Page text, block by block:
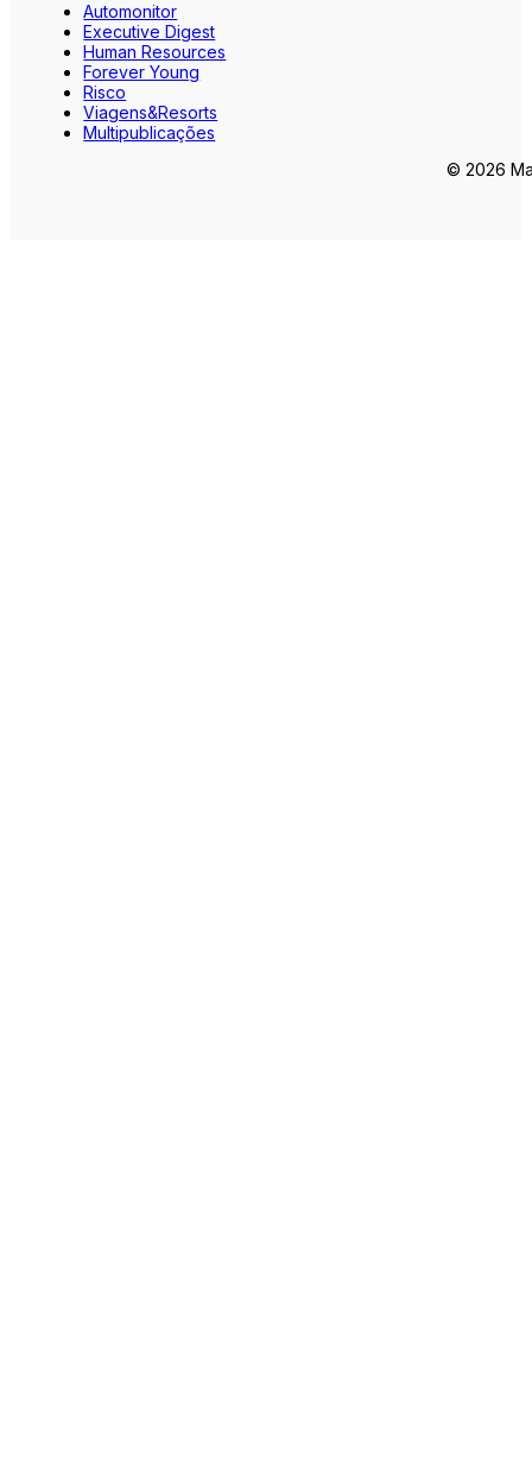
Automonitor
Executive Digest
Human Resources
Forever Young
Risco
Viagens&Resorts
Multipublicações
© 2026